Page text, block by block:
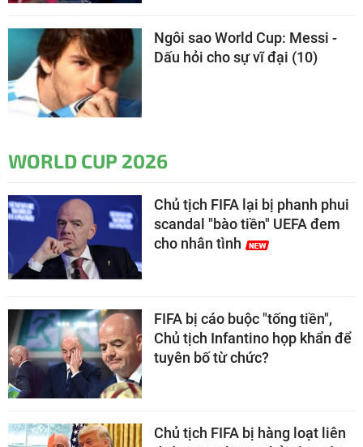
Ngôi sao World Cup: Messi -
Dấu hỏi cho sự vĩ đại (10)
WORLD CUP 2026
Chủ tịch FIFA lại bị phanh phui
scandal "bào tiền" UEFA đem
cho nhân tình
FIFA bị cáo buộc "tống tiền",
Chủ tịch Infantino họp khẩn để
tuyên bố từ chức?
Chủ tịch FIFA bị hàng loạt liên